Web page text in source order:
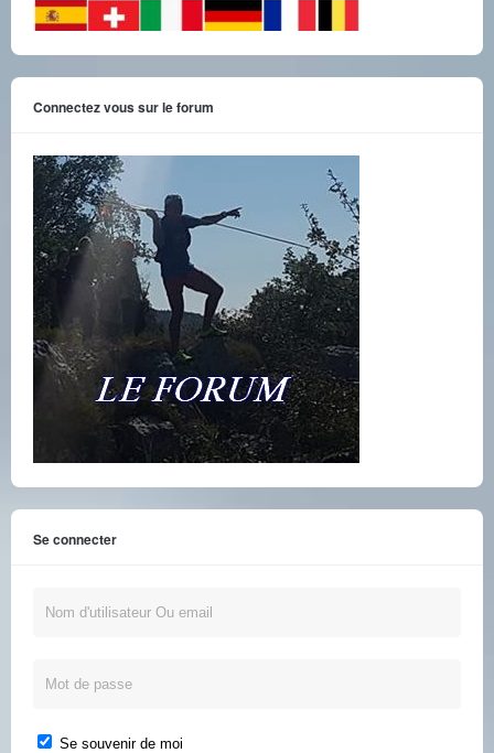
Connectez vous sur le forum
Se connecter
Se souvenir de moi